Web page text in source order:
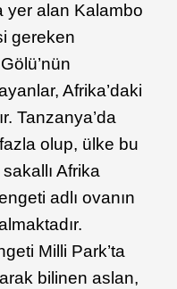
yer alan Kalambo
gereken
Afrika’daki
Tanzanya’da
olup, ülke bu
Afrika
adlı ovanın
Milli Park’ta
bilinen aslan,